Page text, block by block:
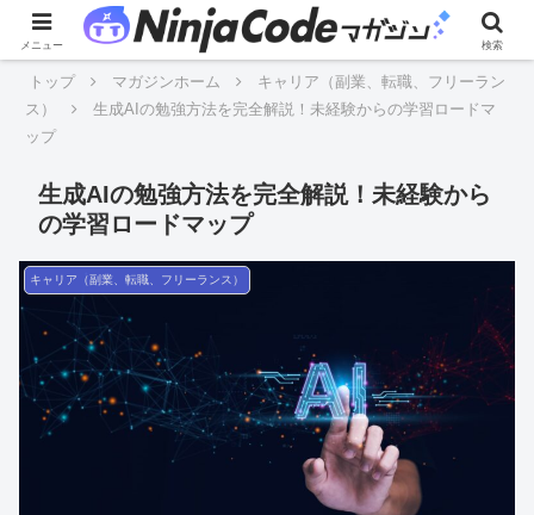
トップ マガジンホーム
キャリア（副業、転職、フリーラン
ス）
生成AIの勉強方法を完全解説！未経験からの学習ロードマ
ップ
生成AIの勉強方法を完全解説！未経験から
の学習ロードマップ
キャリア（副業、転職、フリーランス）
メニュー 検索